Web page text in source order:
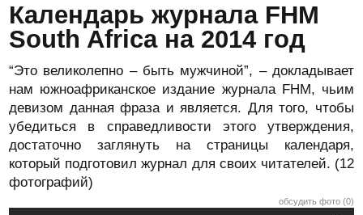
Календарь журнала FHM
South Africa на 2014 год
“Это великолепно – быть мужчиной”, – докладывает
нам южноафриканское издание журнала FHM, чьим
девизом данная фраза и является. Для того, чтобы
убедиться в справедливости этого утверждения,
достаточно заглянуть на страницы календаря,
который подготовил журнал для своих читателей. (12
фотографий)
обсудить фото (0)